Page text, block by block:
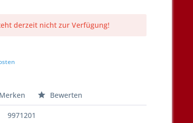
derzeit nicht zur Verfügung!
Merken Bewerten
9971201